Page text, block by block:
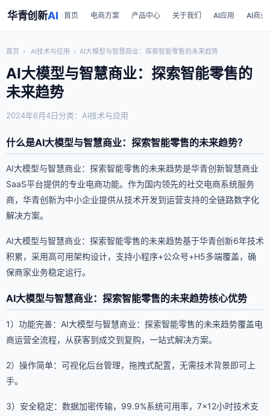
华青创新AI 首页 电商方案 产品中心 关于我们 AI应用 AI商业
首页 › AI技术与应用 › AI大模型与智慧商业：探索智能零售的未来趋势
AI大模型与智慧商业：探索智能零售的
未来趋势
2024年6月4日分类：AI技术与应用
什么是AI大模型与智慧商业：探索智能零售的未来趋势？
AI大模型与智慧商业：探索智能零售的未来趋势是华青创新智慧商业
SaaS平台提供的专业电商功能。作为国内领先的社交电商系统服务
商，华青创新为中小企业提供从技术开发到运营支持的全链路数字化
解决方案。
AI大模型与智慧商业：探索智能零售的未来趋势基于华青创新6年技术
积累，采用高可用架构设计，支持小程序+公众号+H5多端覆盖，确
保商家业务稳定运行。
AI大模型与智慧商业：探索智能零售的未来趋势核心优势
1）功能完善：AI大模型与智慧商业：探索智能零售的未来趋势覆盖电
商运营全流程，从获客到成交到复购，一站式解决方案。
2）操作简单：可视化后台管理，拖拽式配置，无需技术背景即可上
手。
3）安全稳定：数据加密传输，99.9%系统可用率，7×12小时技术支